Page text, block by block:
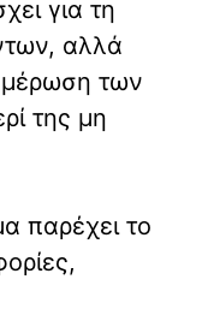
για τη
αλλά
των
της μη
παρέχει το